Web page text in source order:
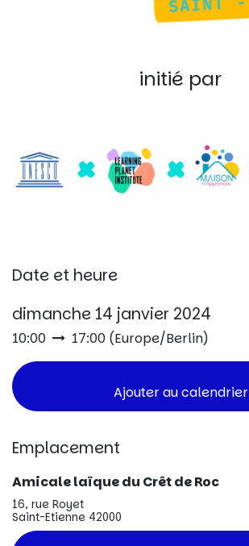
initié par
Date et heure
dimanche 14 janvier 2024
10:00 17:00 (Europe/Berlin)
Ajouter au calendrier
Emplacement
Amicale laïque du Crêt de Roc
16, rue Royet
Saint-Etienne 42000